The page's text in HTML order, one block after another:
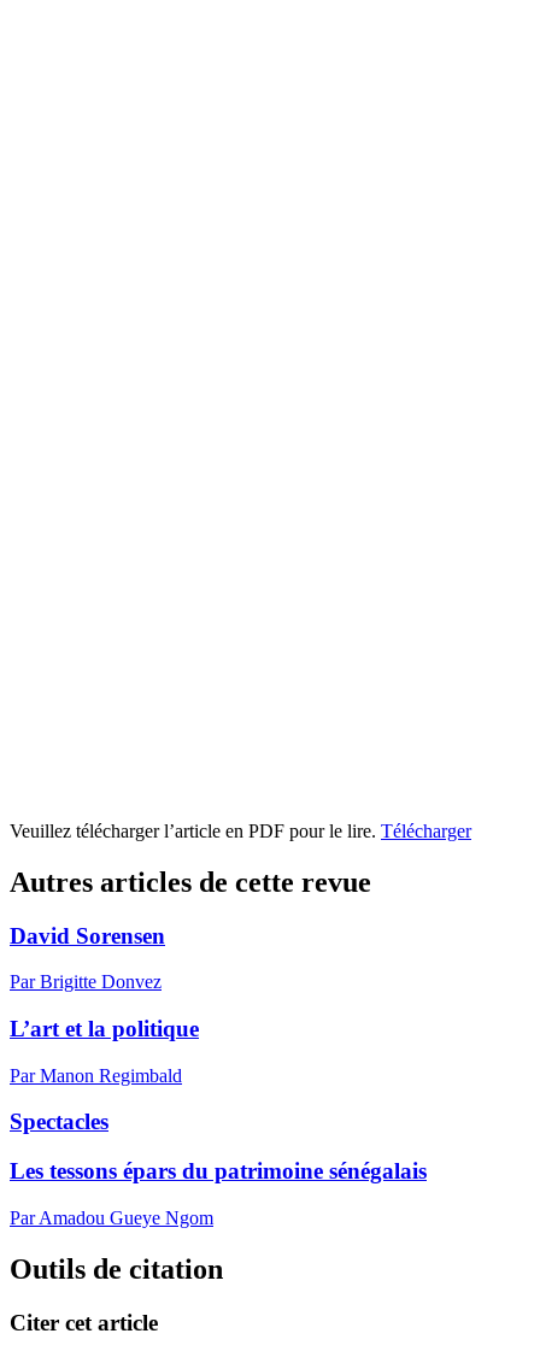
Veuillez télécharger l’article en PDF pour le lire. Télécharger
Autres articles de cette revue
David Sorensen
Par Brigitte Donvez
L’art et la politique
Par Manon Regimbald
Spectacles
Les tessons épars du patrimoine sénégalais
Par Amadou Gueye Ngom
Outils de citation
Citer cet article